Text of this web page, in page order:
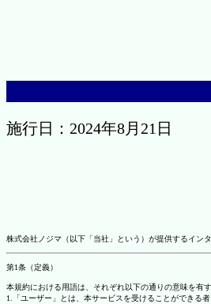
施行日：2024年8月21日
株式会社ノジマ（以下「当社」という）が提供するイン
第1条（定義）
本規約における用語は、それぞれ以下の通りの意味を有す
1.「ユーザー」とは、本サービスを受けることができる